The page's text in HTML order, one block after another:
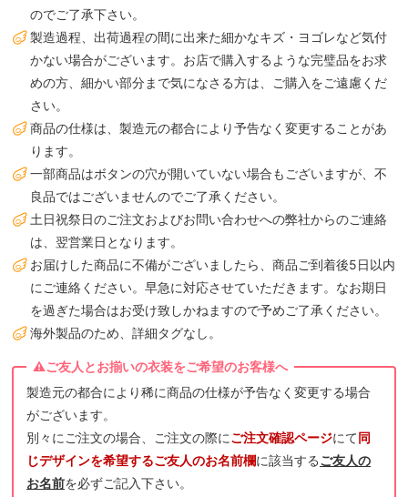
のでご了承下さい。
製造過程、出荷過程の間に出来た細かなキズ・ヨゴレなど気付
かない場合がございます。お店で購入するような完璧品をお求
めの方、細かい部分まで気になさる方は、ご購入をご遠慮くだ
さい。
商品の仕様は、製造元の都合により予告なく変更することがあ
ります。
一部商品はボタンの穴が開いていない場合もございますが、不
良品ではございませんのでご了承ください。
土日祝祭日のご注文およびお問い合わせへの弊社からのご連絡
は、翌営業日となります。
お届けした商品に不備がございましたら、商品ご到着後5日以内
にご連絡ください。早急に対応させていただきます。なお期日
を過ぎた場合はお受け致しかねますので予めご了承ください。
海外製品のため、詳細タグなし。
製造元の都合により稀に商品の仕様が予告なく変更する場合
がございます。
別々にご注文の場合、ご注文の際にご注文確認ページにて同
じデザインを希望するご友人のお名前欄に該当するご友人の
お名前を必ずご記入下さい。